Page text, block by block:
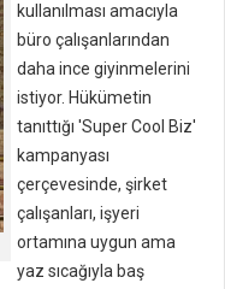
kullanılması amacıyla
büro çalışanlarından
daha ince giyinmelerini
istiyor. Hükümetin
tanıttığı 'Super Cool Biz'
kampanyası
çerçevesinde, şirket
çalışanları, işyeri
ortamına uygun ama
yaz sıcağıyla baş